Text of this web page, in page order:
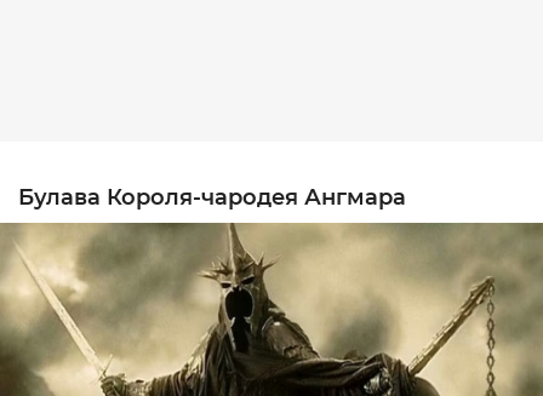
Булава Короля-чародея Ангмара